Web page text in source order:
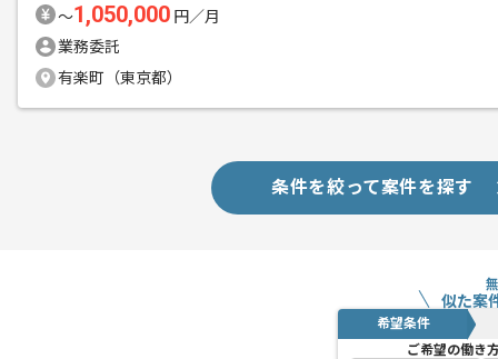
〜1,050,000 円／月
業務委託
有楽町（東京都）
条件を絞って案件を探す
似た案
希望条件
ご希望の働き